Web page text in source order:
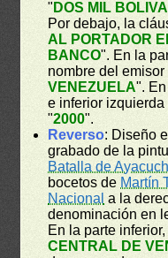
" DOS MIL
Por debajo, la
AL PORTADOR
BANCO". En la
nombre del emisor
VENEZUELA".
e inferior
"2000".
Reverso: Diseño
grabado de la
Batalla de
bocetos de Martín
Nacional a la
denominación en
En la parte
CENTRAL DE